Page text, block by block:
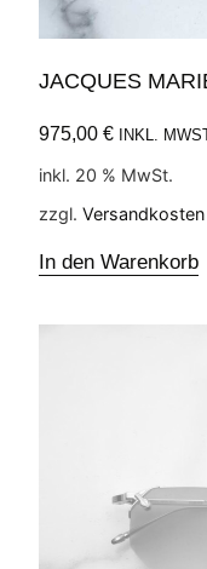
JACQUES
975,00 € INKL.
inkl. 20 % MwSt.
zzgl. Versandkosten
In den Warenkorb